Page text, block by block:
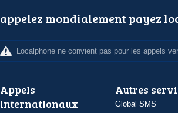
appelez mondialement payez
Localphone ne convient pas pour les appels
Appels
internationaux
Autres
Global SMS